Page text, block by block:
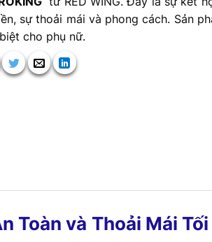
sự thoải mái và phong cách. Sản
cho phụ nữ.
Toàn và Thoải Mái